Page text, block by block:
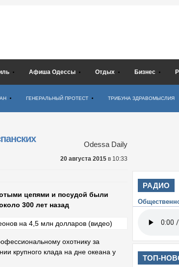
Афиша Одессы Отдых Бизнес
ГЕНЕРАЛЬНЫЙ ПРОТЕСТ ТРИБУНА ЗДРАВОМЫСЛИЯ
Odessa Daily
20 августа 2015 в 10:33
цепями и посудой были
300 лет назад
охотнику за
крупного клада на дне океана у
РАДИО
ТОП-